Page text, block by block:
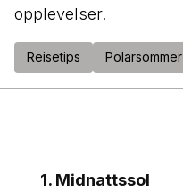
opplevelser.
Reisetips Polarsommer
1. Midnattssol